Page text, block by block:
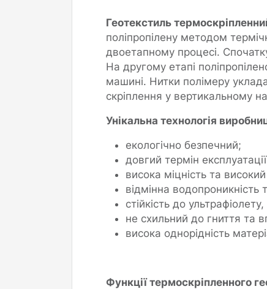
Геотекстиль
поліпропілену методом
двоетапному процесі.
На другому етапі
машині. Нитки полімеру
скріплення у вертикальному
Унікальна технологія
екологічно безпечний;
довгий термін
висока міцність та
відмінна водопроникність
стійкість до
не схильний до гниття та
висока однорідність
Функції термоскріпленного